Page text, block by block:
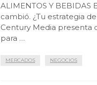
ALIMENTOS Y BEBIDAS
cambió. ¿Tu estrategia
Century Media presenta
para …
MERCADOS NEGOCIOS